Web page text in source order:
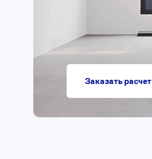
Заказать расчет